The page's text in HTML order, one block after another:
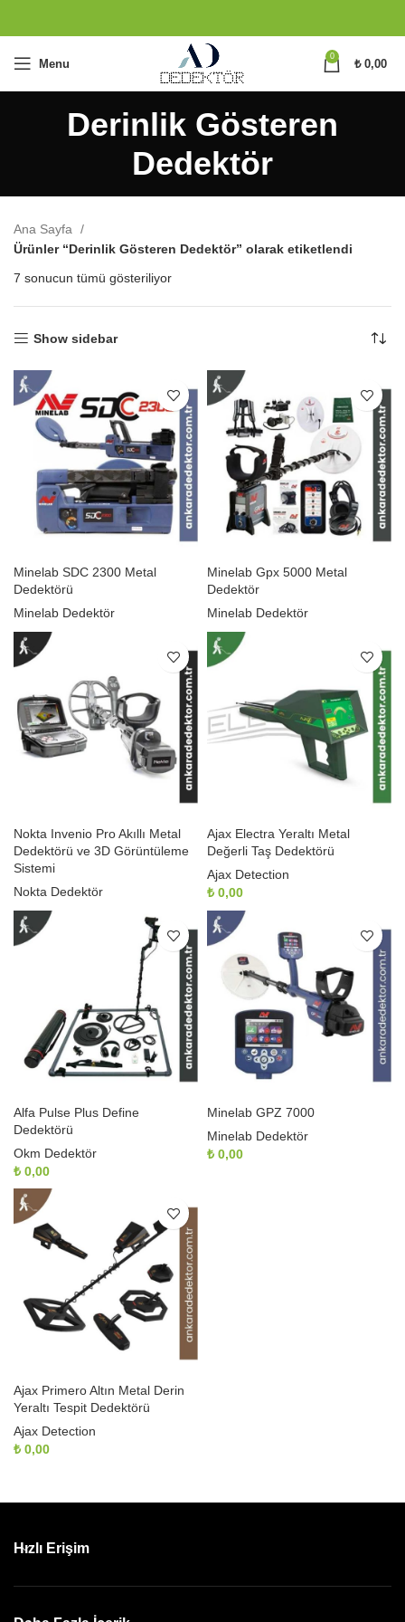
Menu
0
₺0,00
Derinlik Gösteren
Dedektör
Ana Sayfa
Ürünler “Derinlik Gösteren Dedektör” olarak etiketlendi
7 sonucun tümü gösteriliyorEn
Show sidebar
Minelab SDC 2300 Metal
Dedektörü
Minelab Dedektör
Minelab Gpx 5000 Metal
Dedektör
Minelab Dedektör
Nokta Invenio Pro Akıllı Metal
Dedektörü ve 3D Görüntüleme
Sistemi
Nokta Dedektör
Ajax Electra Yeraltı Metal
Değerli Taş Dedektörü
Ajax Detection
₺ 0,00
Alfa Pulse Plus Define
Dedektörü
Okm Dedektör
₺ 0,00
Minelab GPZ 7000
Minelab Dedektör
₺ 0,00
Ajax Primero Altın Metal Derin
Yeraltı Tespit Dedektörü
Ajax Detection
₺ 0,00
Hızlı Erişim